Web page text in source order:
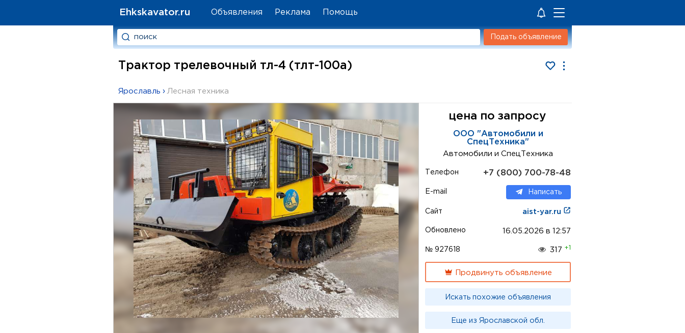
Ehkskavator.ru Объявления Реклама Помощь
Подать объявление
Трактор трелевочный тл-4 (тлт-100а)
Ярославль › Лесная техника
цена по запросу
ООО "Автомобили и
СпецТехника"
Автомобили и СпецТехника
Телефон +7 (800) 700-78-48
E-mail Написать
Сайт aist-yar.ru
Обновлено 16.05.2026 в 12:57
№ 927618 317 +1
Продвинуть объявление
Искать похожие объявления
Еще из Ярославской обл.